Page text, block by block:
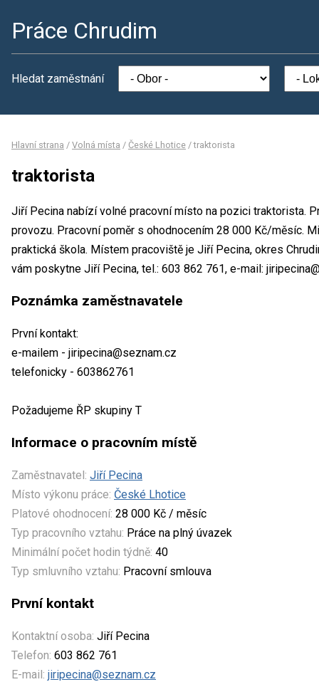
Práce Chrudim
Hledat zaměstnání
Hlavní strana / Volná místa / České Lhotice /traktorista
traktorista
Jiří Pecina nabízí volné pracovní místo na pozici traktorista.
provozu. Pracovní poměr s ohodnocením 28 000 Kč/měsíc.
praktická škola. Místem pracoviště je Jiří Pecina, okres
vám poskytne Jiří Pecina, tel.: 603 862 761, e-mail:
Poznámka zaměstnavatele
První kontakt:
e-mailem - jiripecina@seznam.cz
telefonicky - 603862761
Požadujeme ŘP skupiny T
Informace o pracovním místě
Zaměstnavatel: Jiří Pecina
Místo výkonu práce: České Lhotice
Platové ohodnocení: 28 000 Kč / měsíc
Typ pracovního vztahu: Práce na plný úvazek
Minimální počet hodin týdně: 40
Typ smluvního vztahu: Pracovní smlouva
První kontakt
Kontaktní osoba: Jiří Pecina
Telefon: 603 862 761
E-mail: jiripecina@seznam.cz